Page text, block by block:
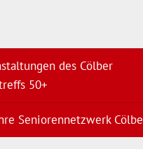
des Cölber
50+
Seniorennetzwerk Cölbe